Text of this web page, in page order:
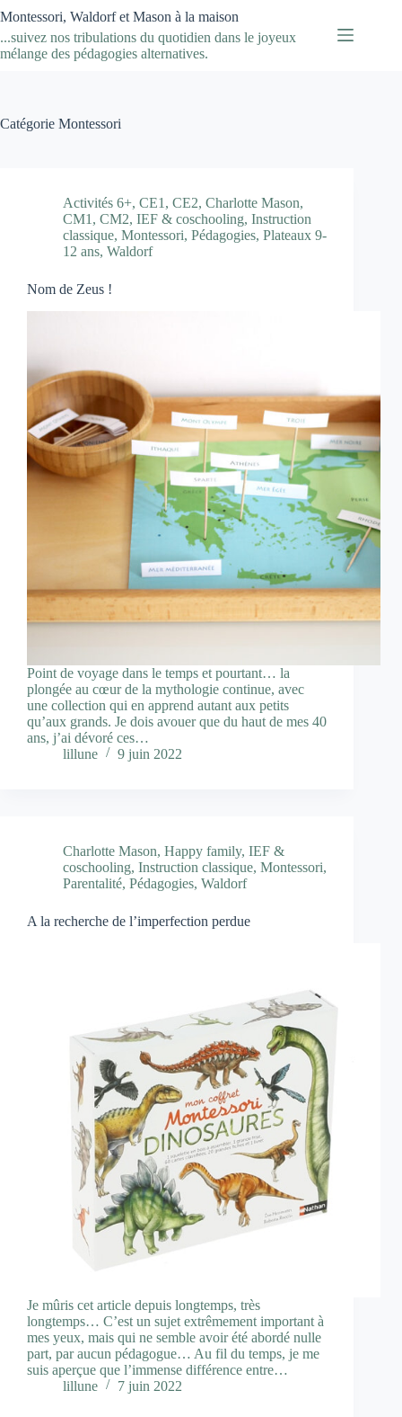
au
contenu
Montessori, Waldorf et Mason à la maison
...suivez nos tribulations du quotidien dans le joyeux
mélange des pédagogies alternatives.
Catégorie Montessori
Activités 6+, CE1 , CE2, Charlotte Mason,
CM1 , CM2, IEF & coschooling, Instruction
classique, Montessori, Pédagogies, Plateaux 9-
12 ans, Waldorf
Nom de Zeus !
Point de voyage dans le temps et pourtant… la
plongée au cœur de la mythologie continue, avec
une collection qui en apprend autant aux petits
qu’aux grands. Je dois avouer que du haut de mes 40
ans, j’ai dévoré ces…
lillune
9 juin 2022
Charlotte Mason, Happy family, IEF &
coschooling, Instruction classique, Montessori,
Parentalité, Pédagogies, Waldorf
A la recherche de l’imperfection perdue
Je mûris cet article depuis longtemps, très
longtemps… C’est un sujet extrêmement important à
mes yeux, mais qui ne semble avoir été abordé nulle
part, par aucun pédagogue… Au fil du temps, je me
suis aperçue que l’immense différence entre…
lillune
7 juin 2022